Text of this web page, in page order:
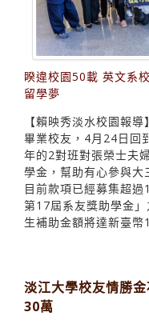
睽違校園50載 英文系
留學夢
【賴映秀淡水校園報
畢業校友，4月24日回
年的2對班對張榮士夫
學金，幫助有心參與大
目前款項已經募集超
第17屆系友獎助學金
生補助金額將達新臺幣
淡江大學校友情勝
30萬